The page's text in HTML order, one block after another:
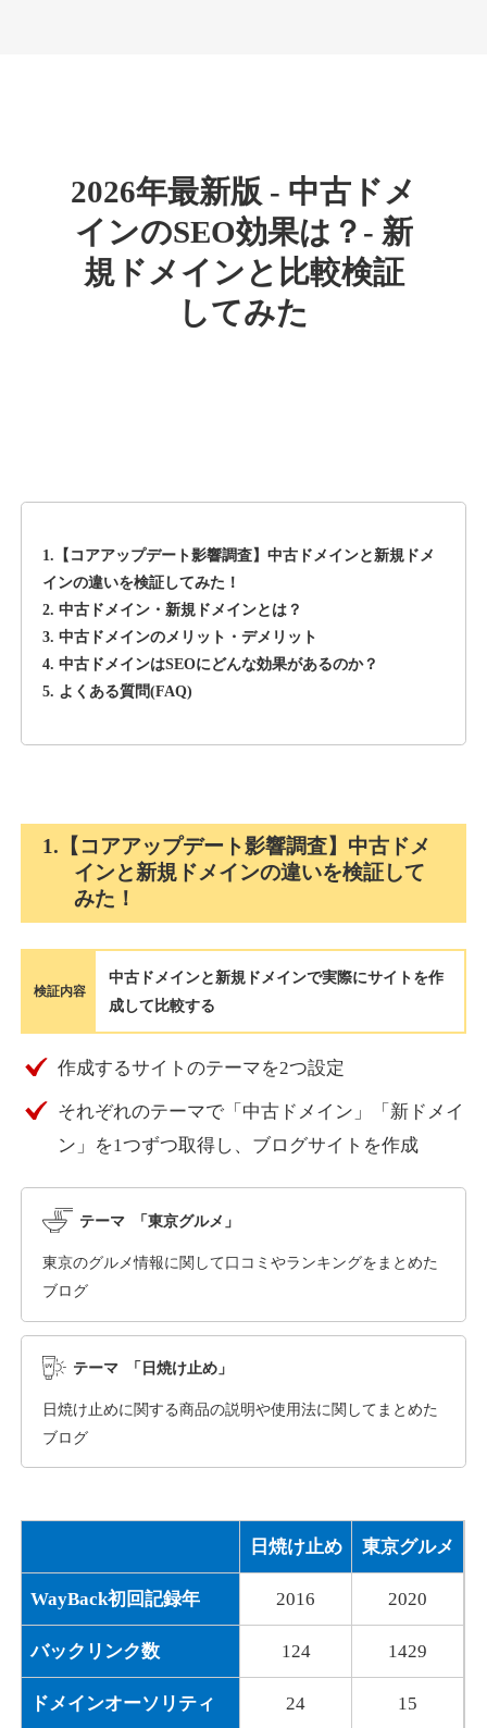
詳細を見る
外部リンク数963 ドメイン年齢
4,500円
rageboy.com
詳細を見る
sug-web.jp
ジャンル その他
DA42 外部リンク数740 ドメイン年齢13年
3,300円 入札 2件
詳細を見る
holocardstrategy.jp
ジャンル趣味
DA40 外部リンク数
3,300円 入札 3件
詳細を見る
suka-jp.com
ジャンルその他
DA 40 外部リンク数2518 ドメイン年齢1年
10,800円 入札 0件
詳細を見る
dka-hero.com
ジャンル その他
10,800円
詳細を見る
ジャンルその他
40
10,800円 入札 0件
2026年最新版 - 中古ドメ
インのSEO効果は？- 新
規ドメインと比較検証
してみた
1.【コアアップデート影響調査】中古ドメインと新規ドメ
インの違いを検証してみた！
2. 中古ドメイン・新規ドメインとは？
3. 中古ドメインのメリット・デメリット
4. 中古ドメインはSEOにどんな効果があるのか？
5. よくある質問(FAQ)
1.【コアアップデート影響調査】中古ドメ
インと新規ドメインの違いを検証して
みた！
検証内容
中古ドメインと新規ドメインで実際にサイトを作
成して比較する
作成するサイトのテーマを2つ設定
それぞれのテーマで「中古ドメイン」「新ドメイ
ン」を1つずつ取得し、ブログサイトを作成
テーマ 「東京グルメ」
東京のグルメ情報に関して口コミやランキングをまとめた
ブログ
テーマ 「日焼け止め」
日焼け止めに関する商品の説明や使用法に関してまとめた
ブログ
日焼け止め 東京グルメ
WayBack初回記録年 2016 2020
バックリンク数 124 1429
ドメインオーソリティ 24 15